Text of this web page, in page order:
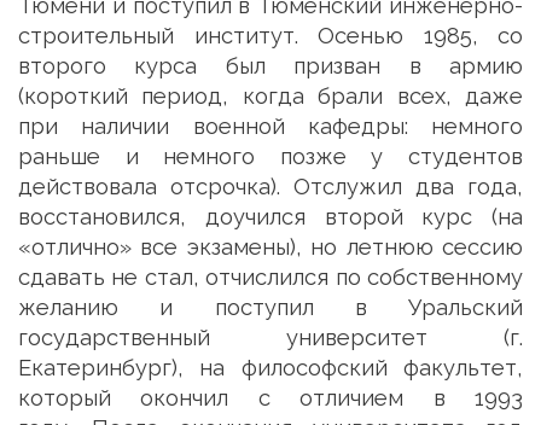
Тюмени и поступил в Тюменский инженерно-
строительный институт. Осенью 1985, со
второго курса был призван в армию
(короткий период, когда брали всех, даже
при наличии военной кафедры: немного
раньше и немного позже у студентов
действовала отсрочка). Отслужил два года,
восстановился, доучился второй курс (на
«отлично» все экзамены), но летнюю сессию
сдавать не стал, отчислился по собственному
желанию и поступил в Уральский
государственный университет (г.
Екатеринбург), на философский факультет,
который окончил с отличием в 1993